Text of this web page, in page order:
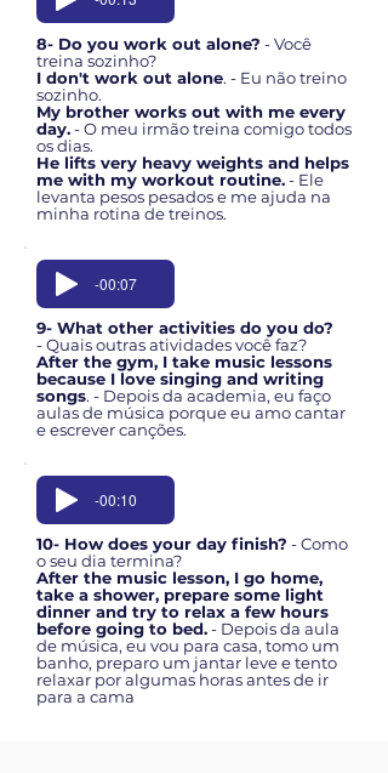
8- Do you work out alone? - Você
treina sozinho?
I don't work out alone. - Eu não treino
sozinho.
My brother works out with me every
day.- O meu irmão treina comigo todos
os dias.
He lifts very heavy weights and helps
me with my workout routine.- Ele
levanta pesos pesados e me ajuda na
minha rotina de treinos.
-00:07
9- What other activities do you do?
- Quais outras atividades você faz?
After the gym, I take music lessons
because I love singing and writing
songs. - Depois da academia, eu faço
aulas de música porque eu amo cantar
e escrever canções.
-00:10
10- How does your day finish? - Como
o seu dia termina?
After the music lesson, I go home,
take a shower, prepare some light
dinner and try to relax a few hours
before going to bed.- Depois da aula
de música, eu vou para casa, tomo um
banho, preparo um jantar leve e tento
relaxar por algumas horas antes de ir
para a cama